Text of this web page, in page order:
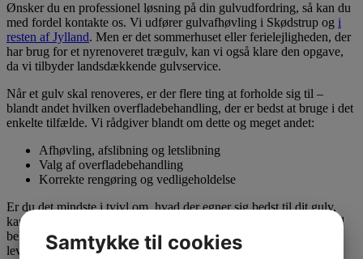
Ønsker du en professionel løsning på din gulvudfordring, så kan du
med fordel kontakte os. Vi udfører gulvafhøvling i Skødstrup og i
resten af Jylland. Men er det sommerhuset eller ferielejligheden, der
har brug for et nyrenoveret trægulv, kan vi også klare den opgave,
da vi tilbyder landsdækkende gulvservice.
Når et gulv skal renoveres, er der flere ting at forholde sig til –
blandt andet hvilken overfladebehandling, der er bedst at bruge i det
enkelte tilfælde. Vi rådgiver blandt om dette og meget andet:
Afhøvling, afslibning og letslibning
Valg af overfladebehandling
Korrekte rengøring og vedligeholdelse
Er du det mindste i tvivl om, hvad der egner sig bedst til dit gulv,
kan vores medarbejdere hjælpe dig og komme med gode råd. God
behandling og pleje er nemlig med til at styrke holdbarheden og
levetiden af dit gulv, så du får endnu mere glæde af det.
Samtykke til cookies